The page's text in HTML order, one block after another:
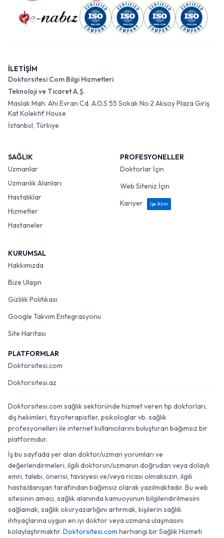
İLETİŞİM
Doktorsitesi Com Bilgi Hizmetleri
Teknoloji ve Ticaret A.Ş.
Maslak Mah. Ahi Evran Cd. A.O.S 55 Sokak No:2 Aksoy Plaza Giriş
Kat Kolektif House
İstanbul, Türkiye
SAĞLIK
Uzmanlar
Uzmanlık Alanları
Hastalıklar
Hizmetler
Hastaneler
PROFESYONELLER
Doktorlar İçin
Web Siteniz İçin
Kariyer
İşe Alım
KURUMSAL
Hakkımızda
Bize Ulaşın
Gizlilik Politikası
Google Takvim Entegrasyonu
Site Haritası
PLATFORMLAR
Doktorsitesi.com
Doktorsitesi.az
Doktorsitesi.com sağlık sektöründe hizmet veren tıp doktorları,
diş hekimleri, fizyoterapistler, psikologlar vb. sağlık
profesyonelleri ile internet kullanıcılarını buluşturan bağımsız bir
platformdur.
İş bu sayfada yer alan doktor/uzman yorumları ve
değerlendirmeleri, ilgili doktorun/uzmanın doğrudan veya dolaylı
emri, talebi, önerisi, tavsiyesi ve/veya ricası olmaksızın, ilgili
hasta/danışan tarafından bağımsız olarak yazılmaktadır. Bu web
sitesinin amacı, sağlık alanında kamuoyunun bilgilendirilmesini
sağlamak, sağlık okuryazarlığını artırmak, kişilerin sağlık
ihtiyaçlarına uygun en iyi doktor veya uzmana ulaşmasını
kolaylaştırmaktır. Doktorsitesi.com herhangi bir Sağlık Hizmeti